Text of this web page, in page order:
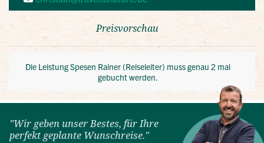
"Wir geben unser Bestes, für Ihre
perfekt geplante Wunschreise."